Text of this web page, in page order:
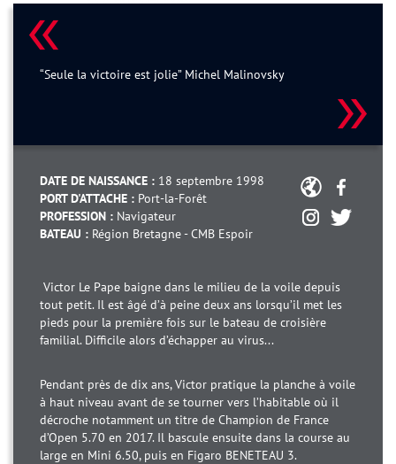
“Seule la victoire est jolie” Michel Malinovsky
DATE DE NAISSANCE : 18 septembre 1998
PORT D'ATTACHE : Port-la-Forêt
PROFESSION : Navigateur
BATEAU : Région Bretagne - CMB Espoir
Victor Le Pape baigne dans le milieu de la voile depuis
tout petit. Il est âgé d’à peine deux ans lorsqu’il met les
pieds pour la première fois sur le bateau de croisière
familial. Difficile alors d’échapper au virus...
Pendant près de dix ans, Victor pratique la planche à voile
à haut niveau avant de se tourner vers l’habitable où il
décroche notamment un titre de Champion de France
d’Open 5.70 en 2017. Il bascule ensuite dans la course au
large en Mini 6.50, puis en Figaro BENETEAU 3.